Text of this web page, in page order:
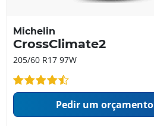
Michelin
CrossClimate2
205/60 R17 97W
Pedir um orçamento